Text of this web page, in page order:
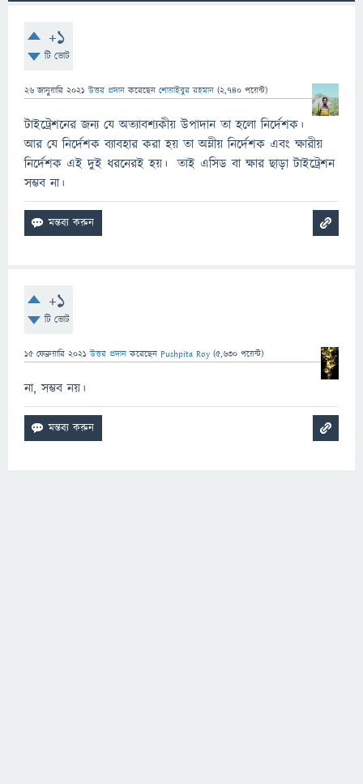
+1
টি ভোট
26 জানুয়ারি 2021 উত্তর প্রদান করেছেন শোয়াইবুর রহমান (2,740 পয়েন্ট)
টাইট্রেশনের জন্য যে অত্যাবশ্যকীয় উপাদান তা হলো নির্দেশক।
আর যে নির্দেশক ব্যাবহার করা হয় তা অম্লীয় নির্দেশক এবং ক্ষারীয়
নির্দেশক এই দুই ধরনেরই হয়। তাই এসিড বা ক্ষার ছাড়া টাইট্রেশন
সম্ভব না।
+1
টি ভোট
15 ফেব্রুয়ারি 2021 উত্তর প্রদান করেছেন Pushpita Roy (5,630 পয়েন্ট)
না, সম্ভব নয়।